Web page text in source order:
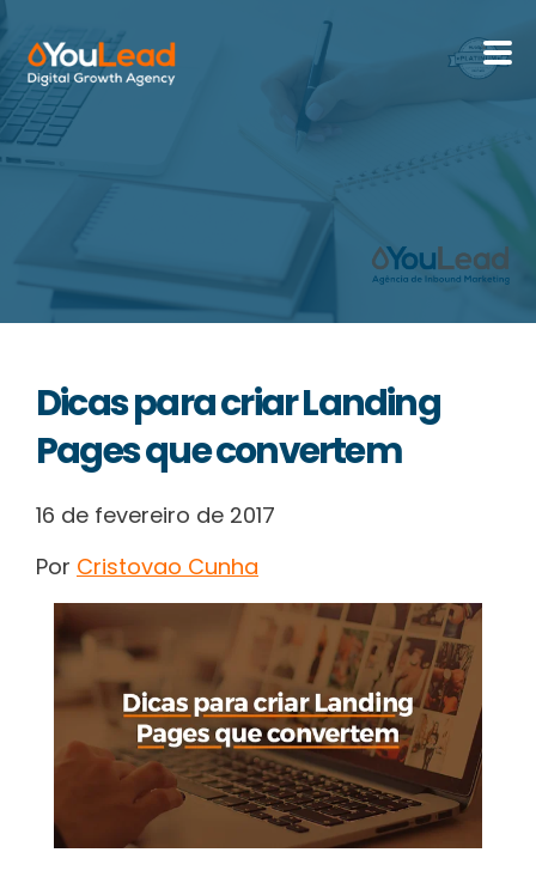
Sobre Nós
HubSpot
Contactos
Dicas para criar Landing
Pages que convertem
16 de fevereiro de 2017
Por Cristovao Cunha